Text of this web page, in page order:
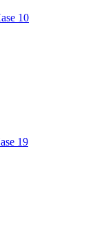
10
19